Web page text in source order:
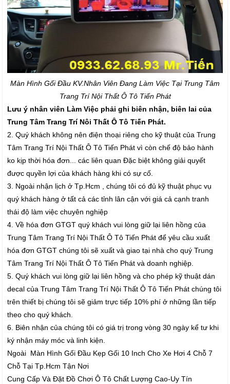
Màn Hình Gối Đầu KV.Nhân Viên Đang Làm Việc Tại Trung Tâm
Trang Trí Nội Thất Ô Tô Tiến Phát
Lưu ý nhân viên Làm Việc phải ghi biên nhận, biên lai của
Trung Tâm Trang Trí Nôi Thất Ô Tô Tiến Phát.
2. Quý khách không nên điện thoại riêng cho kỹ thuật của Trung
Tâm Trang Trí Nội Thất Ô Tô Tiến Phát vì còn chế độ bảo hành
ko kịp thời hóa đơn... các liên quan Đặc biệt không giải quyết
được quyền lợi của khách hàng khi có sự cố.
3. Ngoài nhận lịch ở Tp.Hcm , chúng tôi có đủ kỹ thuật phục vụ
quý khách hàng ở tất cả các tỉnh lân cận với giá cả cạnh tranh
thái độ làm việc chuyên nghiệp
4. Về hóa đơn GTGT quý khách vui lòng giữ lại liên hồng của
Trung Tâm Trang Trí Nội Thất Ô Tô Tiến Phát để yêu cầu xuất
hóa đơn GTGT chúng tôi sẽ xuất và giao tại nhà cho quý Trung
Tâm Trang Trí Nội Thất Ô Tô Tiến Phát và doanh nghiệp.
5. Quý khách vui lòng giữ lại liên hồng và cho phép kỹ thuật dán
decal của Trung Tâm Trang Trí Nội Thất Ô Tô Tiến Phát chúng tôi
trên thiết bị chúng tôi sẽ giảm trực tiếp 10% phí ở những lần tiếp
theo cho quý khách.
6. Biên nhận của chúng tôi có giá trị trong vòng 30 ngày kể tư khi
ký nhận máy móc và linh kiện.
Ngoài Màn Hình Gối Đầu Kẹp Gối 10 Inch Cho Xe Hơi 4 Chỗ 7
Chỗ Tại Tp.Hcm Tận Nơi
Cung Cấp Và Đặt Đồ Chơi Ô Tô Chất Lượng Cao-Uy Tín